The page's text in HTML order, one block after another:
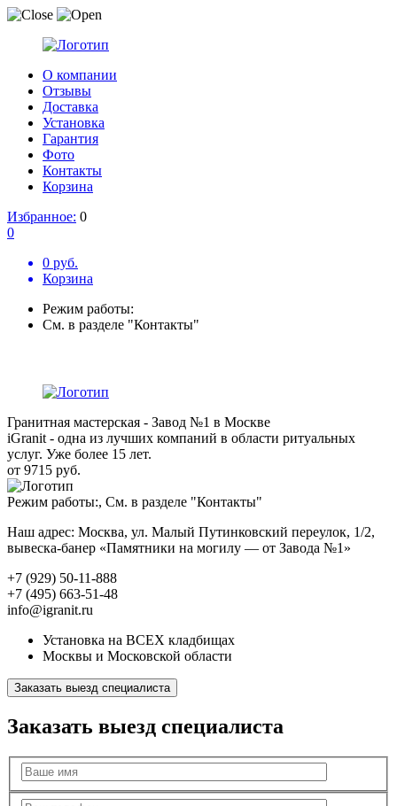
О компании
Отзывы
Доставка
Установка
Гарантия
Фото
Контакты
Корзина
Избранное: 0
0
0 руб.
Корзина
Режим работы:
См. в разделе "Контакты"
Гранитная мастерская - Завод №1 в Москве
iGranit - одна из лучших компаний в области ритуальных
услуг. Уже более 15 лет.
от 9715 руб.
Режим работы:, См. в разделе "Контакты"
Наш адрес: Москва, ул. Малый Путинковский переулок, 1/2,
вывеска-банер «Памятники на могилу — от Завода №1»
+7 (929) 50-11-888
+7 (495) 663-51-48
info@igranit.ru
Установка на ВСЕХ кладбищах
Москвы и Московской области
Заказать выезд специалиста
Заказать выезд специалиста